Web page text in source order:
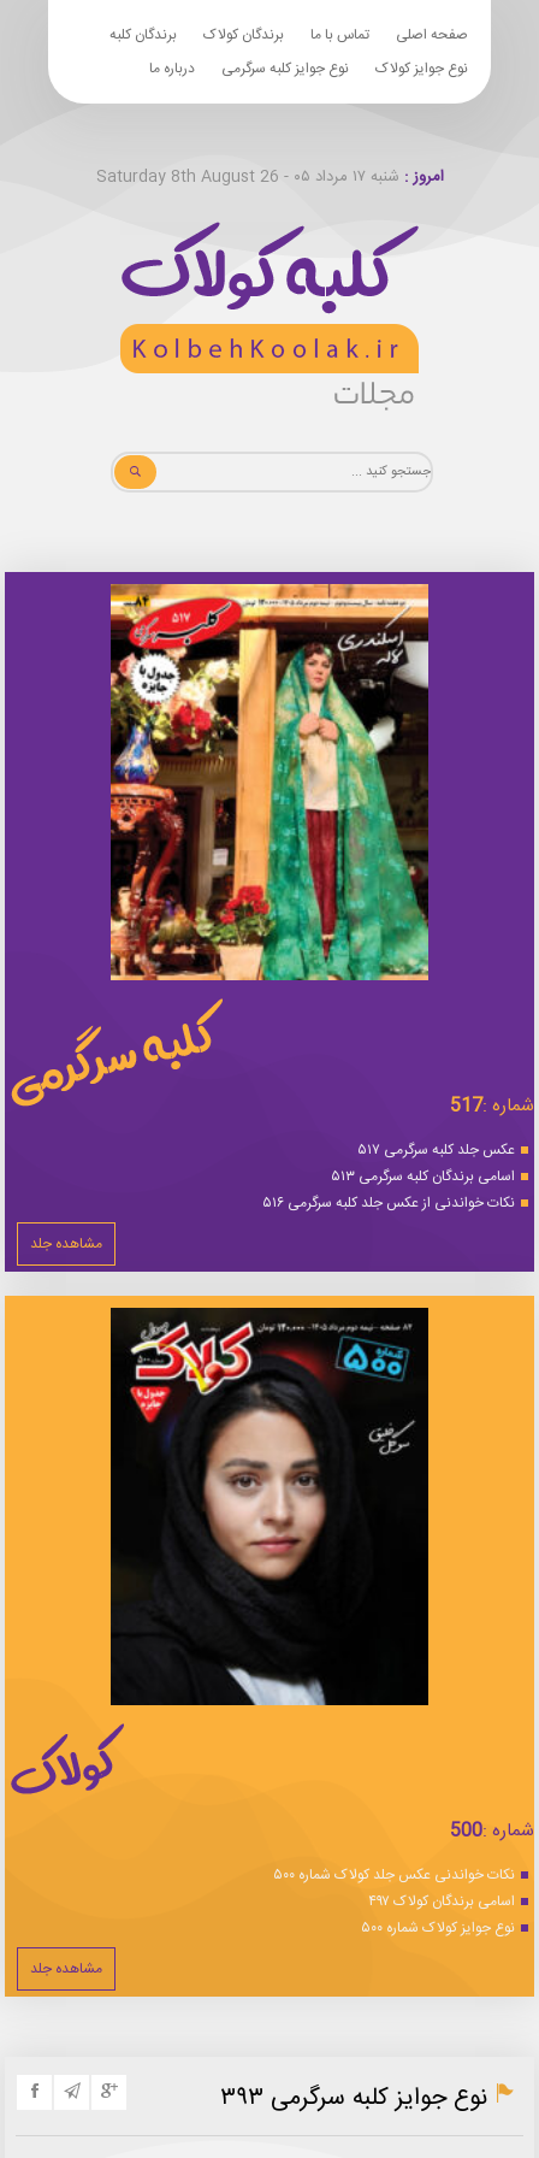
صفحه اصلی تماس با ما برندگان کولاک
برندگان کلبه
نوع جوایز کولاک
نوع جوایز کلبه سرگرمی درباره ما
امروز : شنبه ۱۷ مرداد ۰۵ - Saturday 8th August 26
شماره :517
عکس جلد کلبه سرگرمی ۵۱۷
اسامی برندگان کلبه سرگرمی ۵۱۳
نکات خواندنی از عکس جلد کلبه سرگرمی ۵۱۶
مشاهده جلد
شماره :500
نکات خواندنی عکس جلد کولاک شماره ۵۰۰
اسامی برندگان کولاک ۴۹۷
نوع جوایز کولاک شماره ۵۰۰
مشاهده جلد
نوع جوایز کلبه سرگرمی ۳۹۳